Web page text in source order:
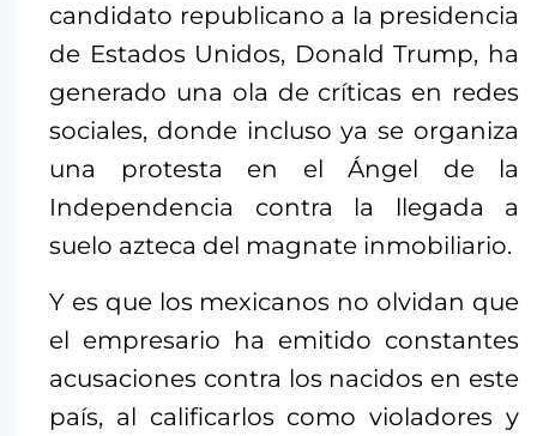
candidato republicano a la presidencia
de Estados Unidos, Donald Trump, ha
generado una ola de críticas en redes
sociales, donde incluso ya se organiza
una protesta en el Ángel de la
Independencia contra la llegada a
suelo azteca del magnate inmobiliario.
Y es que los mexicanos no olvidan que
el empresario ha emitido constantes
acusaciones contra los nacidos en este
país, al calificarlos como violadores y